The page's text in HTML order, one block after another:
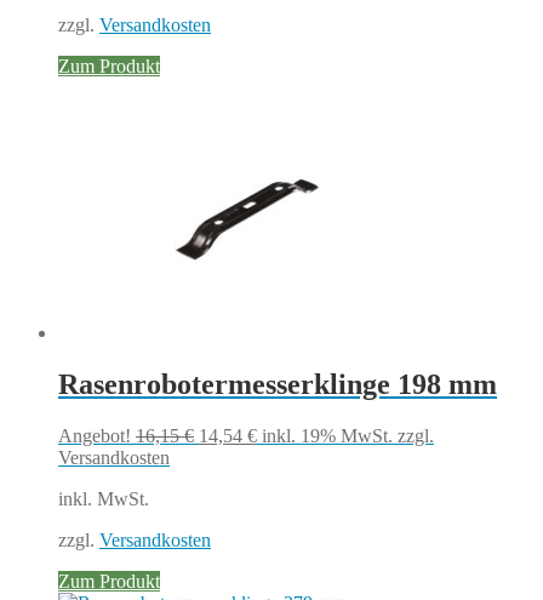
zzgl. Versandkosten
Zum Produkt
Rasenrobotermesserklinge 198 mm
Angebot! 16,15€ Ursprünglicher
14,54 €Aktueller
inkl. 19% MwSt. zzgl.
Versandkosten
inkl. MwSt.
zzgl. Versandkosten
Zum Produkt